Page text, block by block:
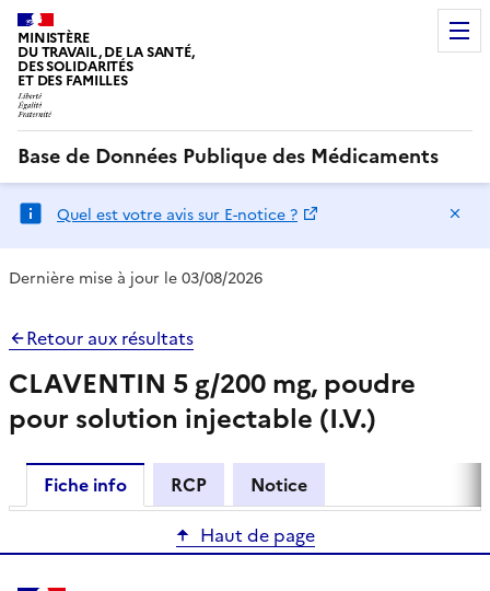
MINISTÈRE
DU TRAVAIL, DE LA SANTÉ,
DES SOLIDARITÉS
ET DES FAMILLES
Base de Données Publique des Médicaments
Quel est votre avis sur E-notice ?
Dernière mise à jour le 03/08/2026
Retour aux résultats
CLAVENTIN 5 g/200 mg, poudre
pour solution injectable (I.V.)
Fiche info RCP
Notice
Haut de page